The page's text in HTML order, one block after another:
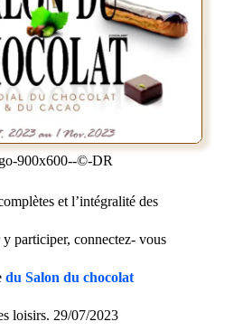
900x600--©-DR
et l’intégralité des
participer, connectez- vous
du Salon du chocolat
loisirs. 29/07/2023